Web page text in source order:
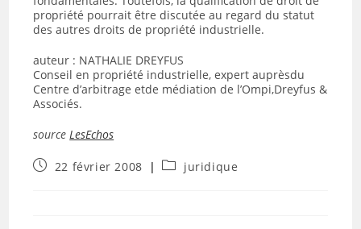
propriété pourrait être discutée au regard du statut
des autres droits de propriété industrielle.
auteur : NATHALIE DREYFUS
Conseil en propriété industrielle, expert auprèsdu
Centre d’arbitrage etde médiation de l’Ompi,Dreyfus &
Associés.
sourceLesEchos
Publication
22 février 2008
Postjuridique